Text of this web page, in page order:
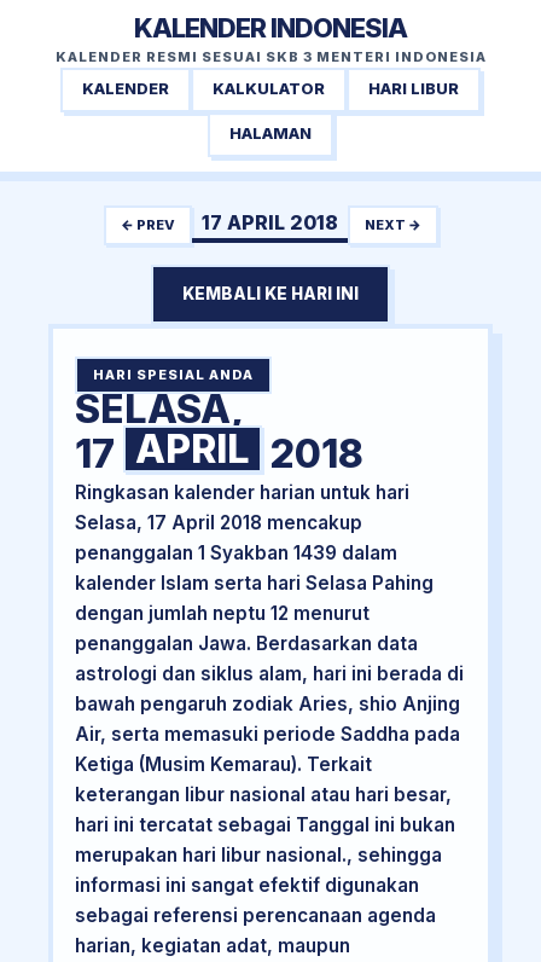
KALENDER INDONESIA
KALENDER RESMI SESUAI SKB 3 MENTERI INDONESIA
KALENDER KALKULATOR HARI LIBUR
HALAMAN
← PREV 17 APRIL 2018 NEXT →
KEMBALI KE HARI INI
HARI SPESIAL ANDA
SELASA,
17 APRIL 2018
Ringkasan kalender harian untuk hari
Selasa, 17 April 2018 mencakup
penanggalan 1 Syakban 1439 dalam
kalender Islam serta hari Selasa Pahing
dengan jumlah neptu 12 menurut
penanggalan Jawa. Berdasarkan data
astrologi dan siklus alam, hari ini berada di
bawah pengaruh zodiak Aries, shio Anjing
Air, serta memasuki periode Saddha pada
Ketiga (Musim Kemarau). Terkait
keterangan libur nasional atau hari besar,
hari ini tercatat sebagai Tanggal ini bukan
merupakan hari libur nasional., sehingga
informasi ini sangat efektif digunakan
sebagai referensi perencanaan agenda
harian, kegiatan adat, maupun